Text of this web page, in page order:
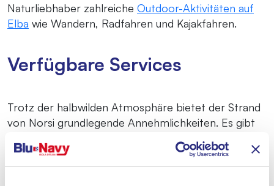
Naturliebhaber zahlreiche Outdoor-Aktivitäten auf
Elba wie Wandern, Radfahren und Kajakfahren.
Verfügbare Services
Trotz der halbwilden Atmosphäre bietet der Strand
von Norsi grundlegende Annehmlichkeiten. Es gibt
Sonnenschirmen zur Miete sowie zwei
Bars/Restaurants, die in der Sommersaison geöffnet